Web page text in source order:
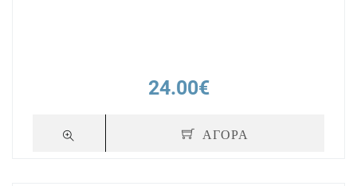
24.00€
ΑΓΟΡΑ